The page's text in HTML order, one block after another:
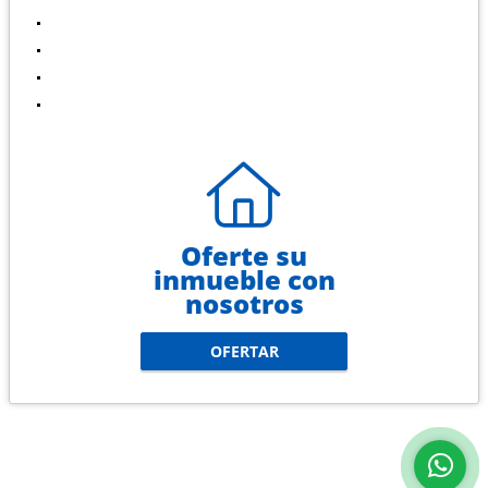
Oferte su
inmueble con
nosotros
OFERTAR